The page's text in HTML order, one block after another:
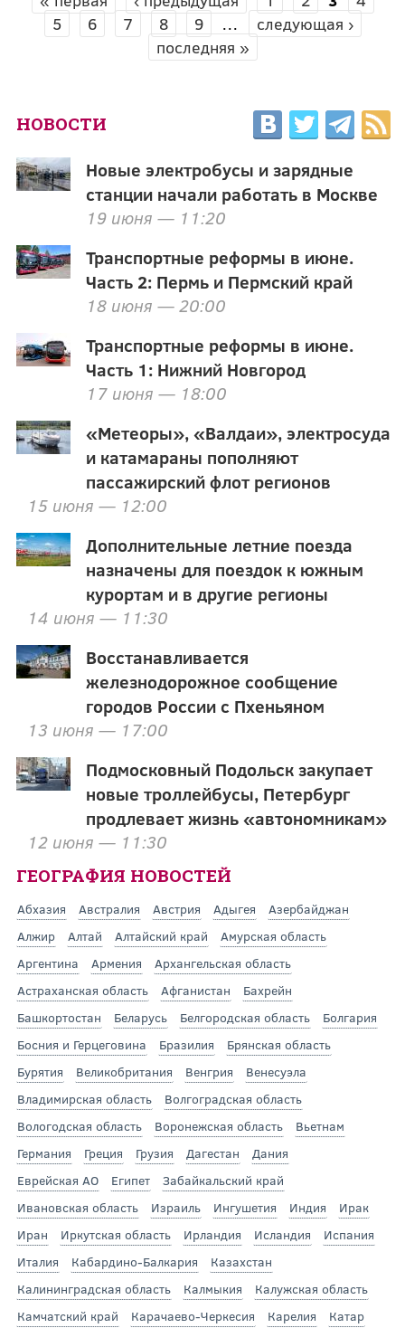
СТРАНИЦЫ
5
6 7 8 9 …
следующая ›
последняя »
НОВОСТИ
Новые электробусы и зарядные
станции начали работать в Москве
19 июня — 11:20
Транспортные реформы в июне.
Часть 2: Пермь и Пермский край
18 июня — 20:00
Транспортные реформы в июне.
Часть 1: Нижний Новгород
17 июня — 18:00
«Метеоры», «Валдаи», электросуда
и катамараны пополняют
пассажирский флот регионов
15 июня — 12:00
Дополнительные летние поезда
назначены для поездок к южным
курортам и в другие регионы
14 июня — 11:30
Восстанавливается
железнодорожное сообщение
городов России с Пхеньяном
13 июня — 17:00
Подмосковный Подольск закупает
новые троллейбусы, Петербург
продлевает жизнь «автономникам»
12 июня — 11:30
ГЕОГРАФИЯ НОВОСТЕЙ
Абхазия Австралия Австрия Адыгея
Азербайджан
Алжир
Алтай Алтайский край
Амурская область
Аргентина
Армения
Архангельская область
Астраханская область
Афганистан
Бахрейн
Башкортостан
Беларусь Белгородская область
Болгария
Босния и Герцеговина
Бразилия
Брянская область
Бурятия
Великобритания Венгрия
Венесуэла
Владимирская область
Волгоградская область
Вологодская область
Воронежская область
Вьетнам
Германия
Греция Грузия Дагестан
Дания
Еврейская АО
Египет
Забайкальский край
Ивановская область
Израиль Ингушетия Индия
Ирак
Иран
Иркутская область Ирландия Исландия
Испания
Италия
Кабардино-Балкария
Казахстан
Калининградская область
Калмыкия
Калужская область
Камчатский край
Карачаево-Черкесия Карелия
Катар